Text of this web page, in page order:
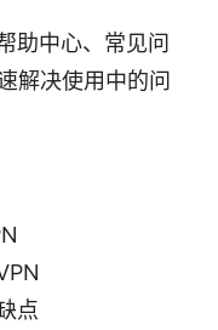
助中心、常见问
解决使用中的问
点